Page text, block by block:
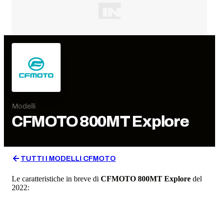
Modelli
CFMOTO800MT Explore
TUTTI I MODELLI CFMOTO
Le caratteristiche in breve di CFMOTO 800MT Explore del
2022: